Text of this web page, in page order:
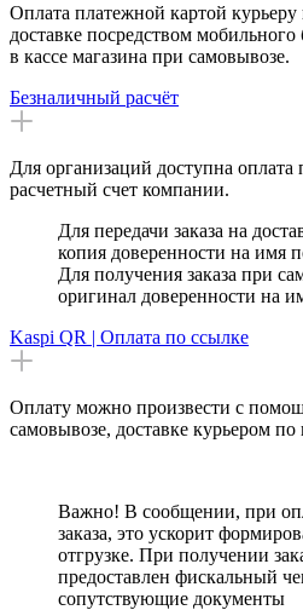
Оплата платежной картой курьеру
доставке посредством
в кассе магазина при самовывозе.
Безналичный расчёт
Для организаций доступна оплата
расчетный счет компании.
Для передачи заказа на
копия доверенности на имя
Для получения заказа при
оригинал доверенности на
Kaspi QR | Оплата по ссылке
Оплату можно произвести с
самовывозе, доставке курьером по
Важно! В сообщении, при
заказа, это ускорит
отгрузке. При получении
предоставлен фискальный
сопутствующие документы